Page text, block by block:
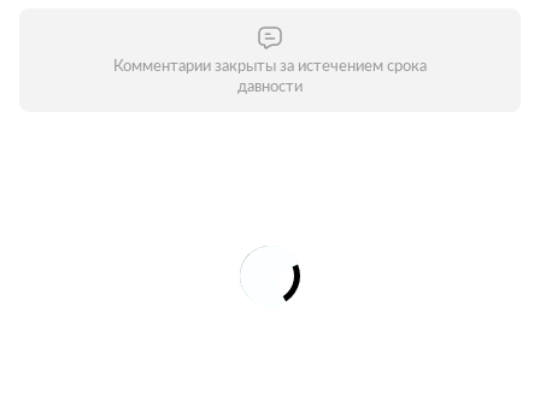
Комментарии закрыты за истечением срока
давности